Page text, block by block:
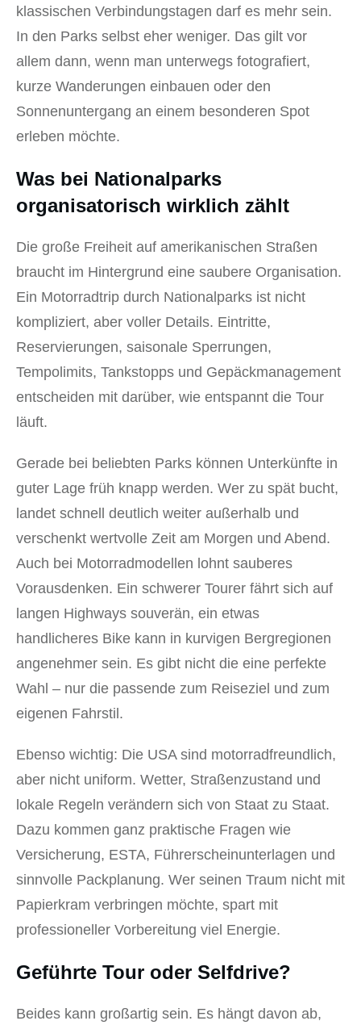
klassischen Verbindungstagen darf es mehr sein.
In den Parks selbst eher weniger. Das gilt vor
allem dann, wenn man unterwegs fotografiert,
kurze Wanderungen einbauen oder den
Sonnenuntergang an einem besonderen Spot
erleben möchte.
Was bei Nationalparks
organisatorisch wirklich zählt
Die große Freiheit auf amerikanischen Straßen
braucht im Hintergrund eine saubere Organisation.
Ein Motorradtrip durch Nationalparks ist nicht
kompliziert, aber voller Details. Eintritte,
Reservierungen, saisonale Sperrungen,
Tempolimits, Tankstopps und Gepäckmanagement
entscheiden mit darüber, wie entspannt die Tour
läuft.
Gerade bei beliebten Parks können Unterkünfte in
guter Lage früh knapp werden. Wer zu spät bucht,
landet schnell deutlich weiter außerhalb und
verschenkt wertvolle Zeit am Morgen und Abend.
Auch bei Motorradmodellen lohnt sauberes
Vorausdenken. Ein schwerer Tourer fährt sich auf
langen Highways souverän, ein etwas
handlicheres Bike kann in kurvigen Bergregionen
angenehmer sein. Es gibt nicht die eine perfekte
Wahl – nur die passende zum Reiseziel und zum
eigenen Fahrstil.
Ebenso wichtig: Die USA sind motorradfreundlich,
aber nicht uniform. Wetter, Straßenzustand und
lokale Regeln verändern sich von Staat zu Staat.
Dazu kommen ganz praktische Fragen wie
Versicherung, ESTA, Führerscheinunterlagen und
sinnvolle Packplanung. Wer seinen Traum nicht mit
Papierkram verbringen möchte, spart mit
professioneller Vorbereitung viel Energie.
Geführte Tour oder Selfdrive?
Beides kann großartig sein. Es hängt davon ab,